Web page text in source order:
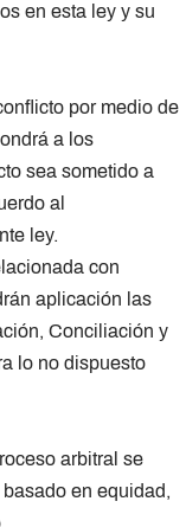
en esta ley y su
por medio de
a los
sea sometido a
al
ley.
con
aplicación las
Conciliación y
lo no dispuesto
arbitral se
en equidad,